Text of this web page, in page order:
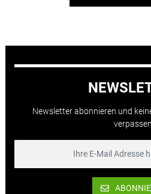
Newsletter abonnieren und
verpassen.